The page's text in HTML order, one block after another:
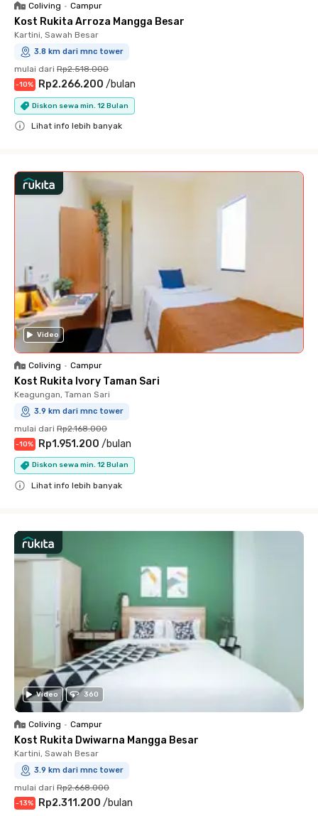
Coliving • Campur
Kost Rukita Arroza Mangga Besar
Kartini, Sawah Besar
3.8 km dari mnc tower
mulai dari Rp2.518.000
-10% Rp2.266.200 /bulan
Diskon sewa min. 12 Bulan
Lihat info lebih banyak
Video
Coliving • Campur
Kost Rukita Ivory Taman Sari
Keagungan, Taman Sari
3.9 km dari mnc tower
mulai dari Rp2.168.000
-10% Rp1.951.200 /bulan
Diskon sewa min. 12 Bulan
Lihat info lebih banyak
Video 360
Coliving • Campur
Kost Rukita Dwiwarna Mangga Besar
Kartini, Sawah Besar
3.9 km dari mnc tower
mulai dari Rp2.668.000
-13% Rp2.311.200 /bulan